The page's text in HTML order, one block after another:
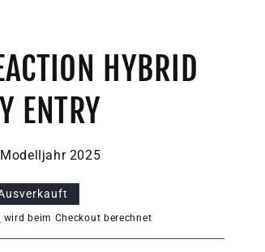
HYBRID
ENTRY
2025
wird beim Checkout berechnet